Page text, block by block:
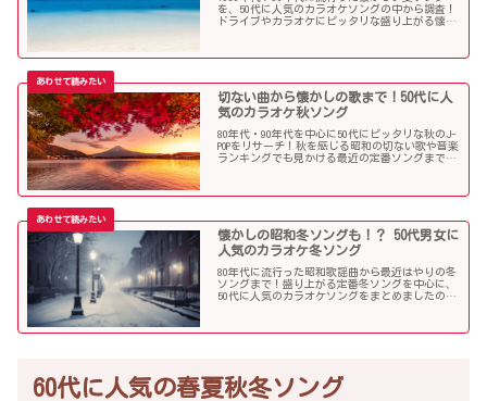
を、50代に人気のカラオケソングの中から調査！
ドライブやカラオケにピッタリな盛り上がる懐メ
切ない曲から懐かしの歌まで！50代に人
気のカラオケ秋ソング
80年代・90年代を中心に50代にピッタリな秋のJ-
POPをリサーチ！秋を感じる昭和の切ない歌や音楽
ランキングでも見かける最近の定番ソングまで、
懐かしの昭和冬ソングも！？ 50代男女に
人気のカラオケ冬ソング
80年代に流行った昭和歌謡曲から最近はやりの冬
ソングまで！盛り上がる定番冬ソングを中心に、
50代に人気のカラオケソングをまとめましたので
60代に人気の春夏秋冬ソング